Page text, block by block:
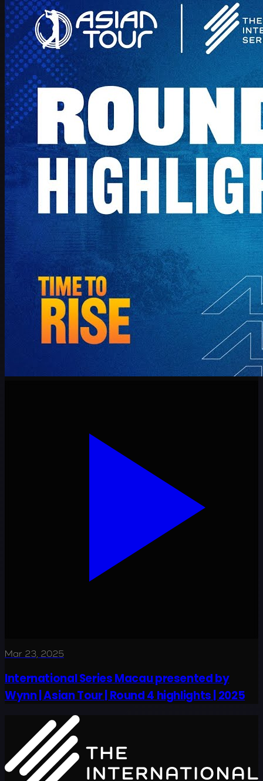
Mar 23, 2025
International Series Macau presented by
Wynn | Asian Tour | Round 4 highlights | 2025